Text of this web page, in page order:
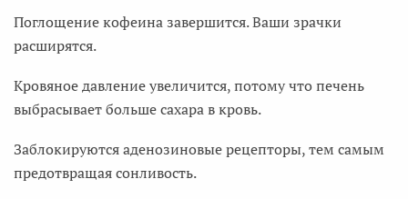
Поглощение кофеина завершится. Ваши зрачки
расширятся.
Кровяное давление увеличится, потому что печень
выбрасывает больше сахара в кровь.
Заблокируются аденозиновые рецепторы, тем самым
предотвращая сонливость.